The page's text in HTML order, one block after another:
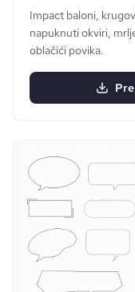
Impact baloni,
napuknuti okviri,
oblačići povika.